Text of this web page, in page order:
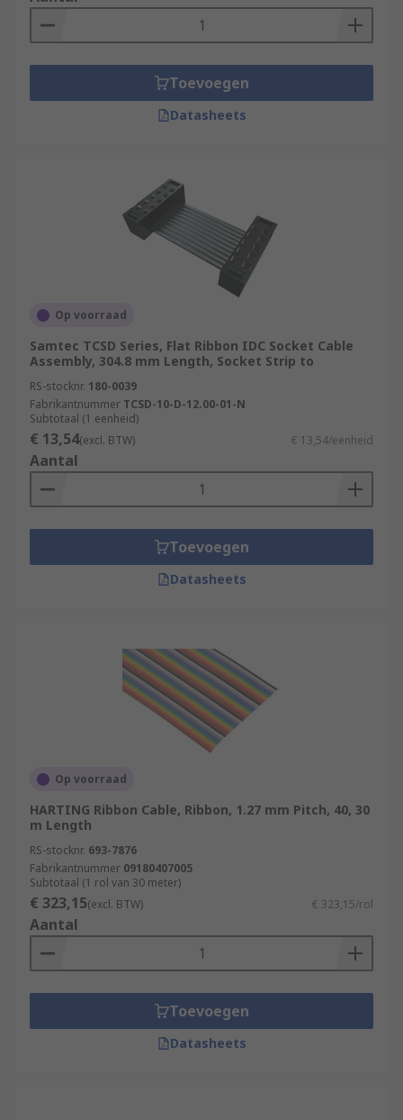
Toevoegen
Datasheets
Op voorraad
Samtec TCSD Series, Flat Ribbon IDC Socket Cable
Assembly, 304.8 mm Length, Socket Strip to
RS-stocknr. 180-0039
Fabrikantnummer TCSD-10-D-12.00-01-N
Subtotaal (1 eenheid)
€ 13,54(excl. BTW) € 13,54/eenheid
Aantal
Toevoegen
Datasheets
Op voorraad
HARTING Ribbon Cable, Ribbon, 1.27 mm Pitch, 40, 30
m Length
RS-stocknr. 693-7876
Fabrikantnummer 09180407005
Subtotaal (1 rol van 30 meter)
€ 323,15(excl. BTW) € 323,15/rol
Aantal
Toevoegen
Datasheets